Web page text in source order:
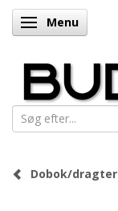
Skifte navigation
Menu
Dobok/dragter